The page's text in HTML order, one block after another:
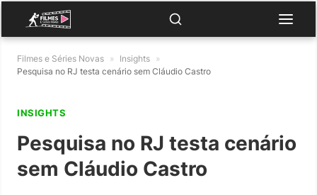
Filmes e Séries Novas » Insights »
Pesquisa no RJ testa cenário sem Cláudio Castro
INSIGHTS
Pesquisa no RJ testa cenário
sem Cláudio Castro